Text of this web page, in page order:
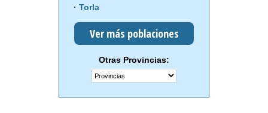
Torla
Ver más poblaciones
Otras Provincias: